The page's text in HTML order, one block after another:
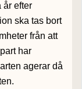
år efter
ska tas bort
från att
har
agerar då